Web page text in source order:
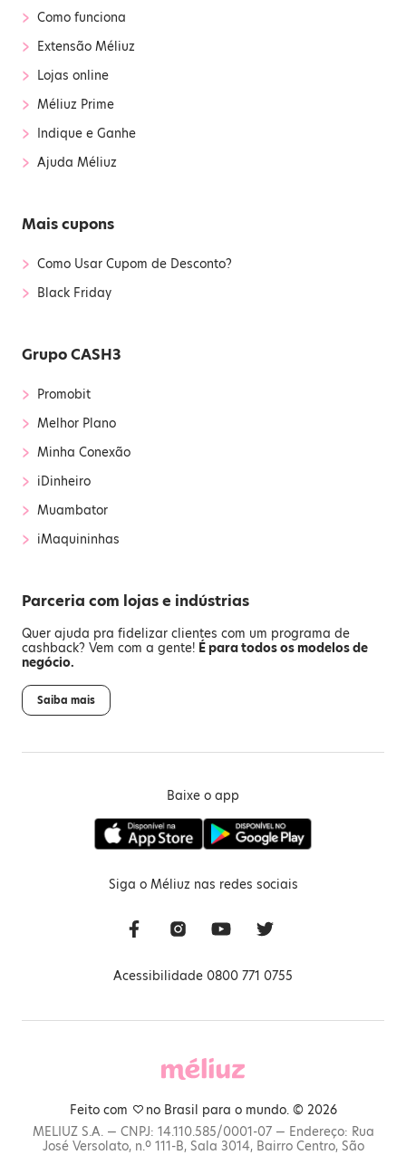
› Como funciona
› Extensão Méliuz
› Lojas online
› Méliuz Prime
› Indique e Ganhe
› Ajuda Méliuz
Mais cupons
› Como Usar Cupom de Desconto?
› Black Friday
Grupo CASH3
› Promobit
› Melhor Plano
› Minha Conexão
› iDinheiro
› Muambator
› iMaquininhas
Parceria com lojas e indústrias
Quer ajuda pra fidelizar clientes com um programa de
cashback? Vem com a gente! É para todos os modelos de
negócio.
Saiba mais
Baixe o app
Siga o Méliuz nas redes sociais
Acessibilidade 0800 771 0755
Feito com
no Brasil para o mundo. © 2026
MELIUZ S.A. — CNPJ: 14.110.585/0001-07 — Endereço: Rua
José Versolato, n.º 111-B, Sala 3014, Bairro Centro, São